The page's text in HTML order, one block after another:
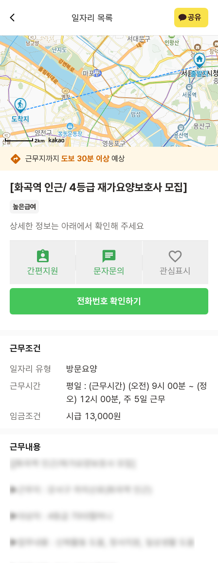
일자리 목록 공유
2km
2km
2km
2km
2km
2km
2km
2km
근무지까지 도보 30분 이상 예상
[화곡역 인근/ 4등급 재가요양보호사 모집]
높은급여
상세한 정보는 아래에서 확인해 주세요
간편지원 문자문의 관심표시
전화번호 확인하기
근무조건
일자리 유형
방문요양
근무시간
평일 : (근무시간) (오전) 9시 00분 ~ (정
오) 12시 00분, 주 5일 근무
임금조건
시급 13,000원
근무내용
▶근무지 : 강서구 까치산로(화곡역 인근)
▶대상자 : 4등급 70대할머니
▶업무내용 : 신체활동 도움, 정서지원, 일상생활 도움